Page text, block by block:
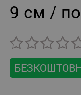
9 см /